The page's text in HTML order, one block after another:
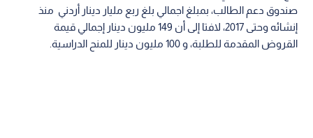
صندوق دعم الطالب، بمبلغ اجمالي بلغ ربع مليار دينار أردني منذ
إنشائه وحتى 2017، لافتا إلى أن 149 مليون دينار إجمالي قيمة
القروض المقدمة للطلبة، و 100 مليون دينار للمنح الدراسية.